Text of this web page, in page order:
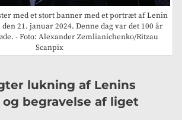
med et stort banner med et portræt af Lenin
den 21. januar 2024. Denne dag var det 100 år
- Foto: Alexander Zemlianichenko/Ritzau
Scanpix
lukning af Lenins
begravelse af liget